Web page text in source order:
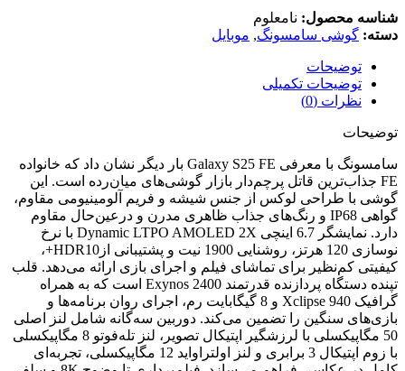
شناسه محصول: نامعلوم
دسته: گوشی سامسونگ, موبایل
توضیحات
توضیحات تکمیلی
نظرات (0)
توضیحات
سامسونگ با معرفی Galaxy S25 FE بار دیگر نشان داد که خانواده
FE جذاب‌ترین قاتل پرچم‌دار بازار گوشی‌های میان‌رده است. این
گوشی با طراحی لوکس از جنس شیشه و فریم آلومینیومی مقاوم،
گواهی IP68 و رنگ‌های جذاب ظاهری مدرن و درعین‌حال مقاوم
دارد. نمایشگر 6.7 اینچی Dynamic LTPO AMOLED 2X با نرخ
نوسازی 120 هرتز، روشنایی 1900 نیت و پشتیبانی ازHDR10+،
کیفیتی کم‌نظیر برای تماشای فیلم و اجرای بازی ارائه می‌دهد. قلب
تپنده دستگاه پردازنده قدرتمند Exynos 2400 است که به همراه
گرافیک Xclipse 940 و 8 گیگابایت رم، اجرای روان برنامه‌ها و
بازی‌های سنگین را تضمین می‌کند. دوربین سه‌گانه شامل لنز اصلی
50 مگاپیکسلی با لرزشگیر اپتیکال تصویر، لنز تله‌فوتو 8 مگاپیکسلی
با زوم اپتیکال 3 برابری و لنز اولتراواید 12 مگاپیکسلی، تجربه‌ای